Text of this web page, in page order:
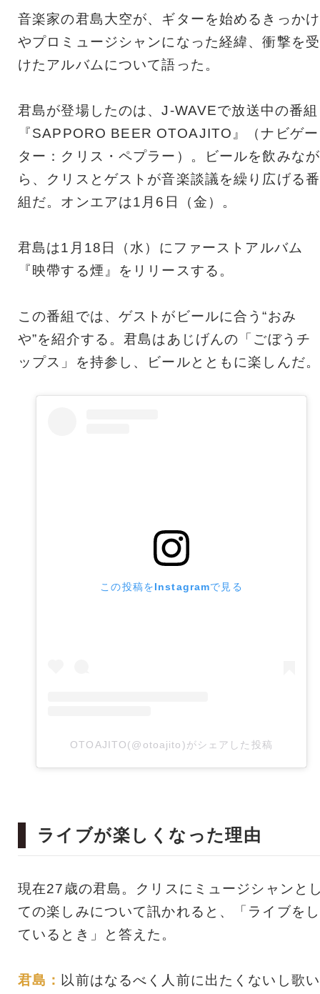
音楽家の君島大空が、ギターを始めるきっかけ
やプロミュージシャンになった経緯、衝撃を受
けたアルバムについて語った。
君島が登場したのは、J-WAVEで放送中の番組
『SAPPORO BEER OTOAJITO』（ナビゲー
ター：クリス・ペプラー）。ビールを飲みなが
ら、クリスとゲストが音楽談議を繰り広げる番
組だ。オンエアは1月6日（金）。
君島は1月18日（水）にファーストアルバム
『映帶する煙』をリリースする。
この番組では、ゲストがビールに合う“おみ
や”を紹介する。君島はあじげんの「ごぼうチ
ップス」を持参し、ビールとともに楽しんだ。
この投稿をInstagramで見る
OTOAJITO(@otoajito)がシェアした投稿
ライブが楽しくなった理由
現在27歳の君島。クリスにミュージシャンと
ての楽しみについて訊かれると、「ライブをし
ているとき」と答えた。
君島： 以前はなるべく人前に出たくないし歌い